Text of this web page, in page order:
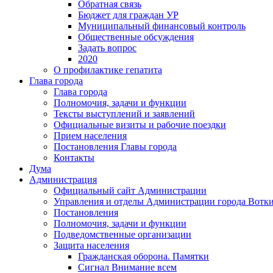
Обратная связь
Бюджет для граждан УР
Муниципальный финансовый контроль
Общественные обсуждения
Задать вопрос
2020
О профилактике гепатита
Глава города
Глава города
Полномочия, задачи и функции
Тексты выступлений и заявлений
Официальные визиты и рабочие поездки
Прием населения
Постановления Главы города
Контакты
Дума
Администрация
Официальный сайт Администрации
Управления и отделы Администрации города
Постановления
Полномочия, задачи и функции
Подведомственные организации
Защита населения
Гражданская оборона. Памятки
Сигнал Внимание всем